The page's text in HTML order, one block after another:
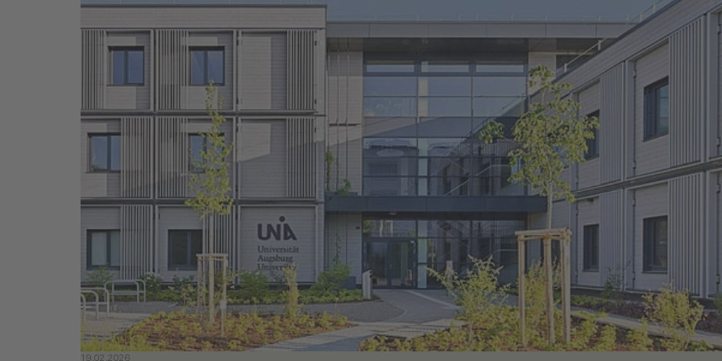
19.02.2026